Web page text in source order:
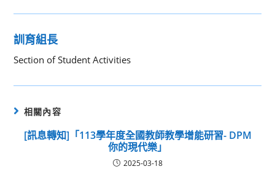
訓育組長
Section of Student Activities
相關內容
[訊息轉知]「113學年度全國教師教學增能研習- DPM
你的現代樂」
2025-03-18